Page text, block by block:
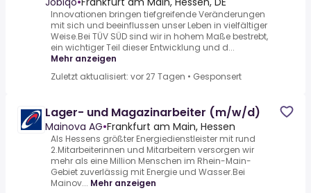
Innovationen bringen tiefgreifende Veränderungen
mit sich und beeinflussen unser Leben in vielfältiger
Weise.Bei TÜV SÜD sind wir in hohem Maße bestrebt,
ein wichtiger Teil dieser Entwicklung und d...
Mehr anzeigen
Zuletzt aktualisiert: vor 27 Tagen • Gesponsert
Lager- und Magazinarbeiter (m/w/d)
Mainova AG•Frankfurt am Main, Hessen
Als Hessens größter Energiedienstleister mit rund
2.Mitarbeiterinnen und Mitarbeitern versorgen wir
mehr als eine Million Menschen im Rhein-Main-
Gebiet zuverlässig mit Energie und Wasser.Bei
Mainov... Mehr anzeigen